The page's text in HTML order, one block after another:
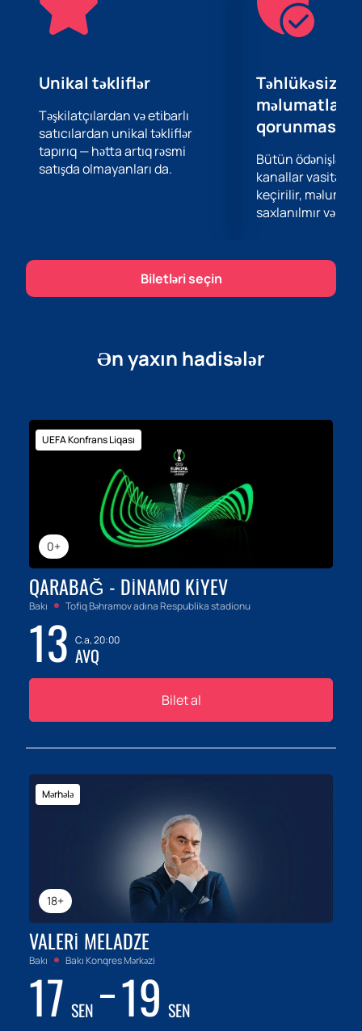
Unikal təkliflər
Təşkilatçılardan və etibarlı
satıcılardan unikal təkliflər
tapırıq — hətta artıq rəsmi
satışda olmayanları da.
Təhlükəsiz
məlumatların
qorunması
Bütün ödənişlər
kanallar
keçirilir,
saxlanılmır və
Biletləri seçin
Ən yaxın hadisələr
0+
UEFA Konfrans Liqası
QARABAĞ - DINAMO KIYEV
Bakı Tofiq Bəhramov adına Respublika stadionu
13 C.a, 20:00
AVQ
Bilet al
18+
Mərhələ
VALERI MELADZE
Bakı Bakı Konqres Mərkəzi
17 SEN 19 SEN